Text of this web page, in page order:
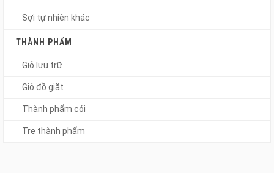
Sợi tự nhiên khác
THÀNH PHẨM
Giỏ lưu trữ
Giỏ đồ giặt
Thành phẩm cói
Tre thành phẩm